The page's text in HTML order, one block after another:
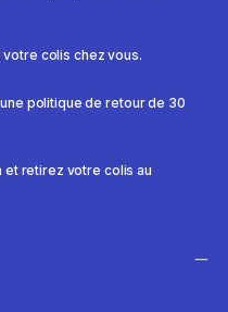
colis chez vous.
politique de retour de 30
et retirez votre colis au